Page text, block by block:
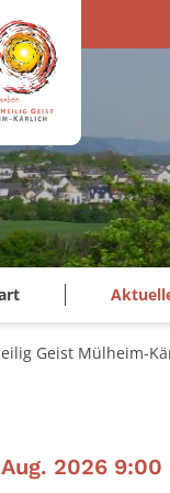
Geist Mülheim-
Aug. 2026 9:00